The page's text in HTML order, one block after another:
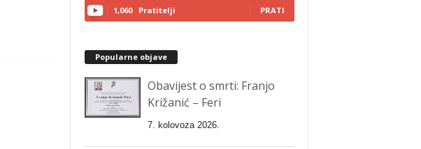
1,060 Pratitelji PRATI
Popularne objave
Obavijest o smrti: Franjo
Križanić – Feri
7. kolovoza 2026.